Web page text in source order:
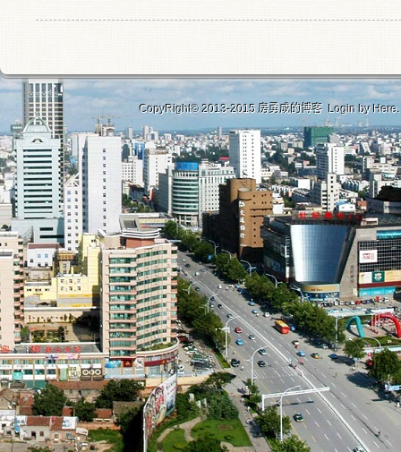
CopyRight© 2013-2015房勇成的博客 Login by Here.